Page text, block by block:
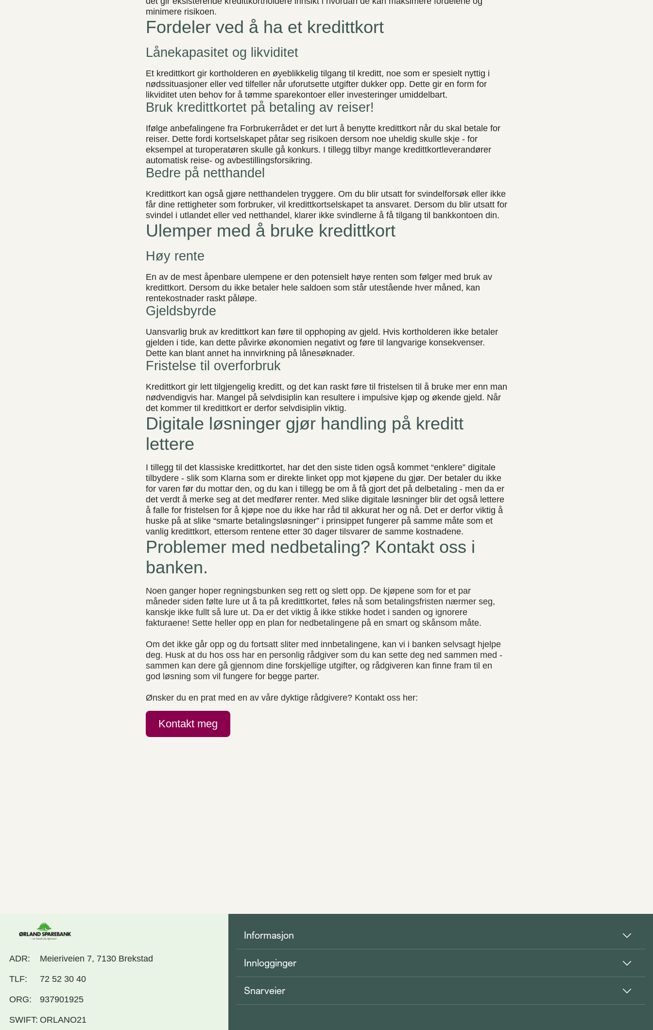
minimere risikoen.
Fordeler ved å ha et kredittkort
Lånekapasitet og likviditet
Et kredittkort gir kortholderen en øyeblikkelig tilgang til kreditt, noe som er spesielt nyttig i
nødssituasjoner eller ved tilfeller når uforutsette utgifter dukker opp. Dette gir en form for
likviditet uten behov for å tømme sparekontoer eller investeringer umiddelbart.
Bruk kredittkortet på betaling av reiser!
Ifølge anbefalingene fra Forbrukerrådet er det lurt å benytte kredittkort når du skal betale for
reiser. Dette fordi kortselskapet påtar seg risikoen dersom noe uheldig skulle skje - for
eksempel at turoperatøren skulle gå konkurs. I tillegg tilbyr mange kredittkortleverandører
automatisk reise- og avbestillingsforsikring.
Bedre på netthandel
Kredittkort kan også gjøre netthandelen tryggere. Om du blir utsatt for svindelforsøk eller ikke
får dine rettigheter som forbruker, vil kredittkortselskapet ta ansvaret. Dersom du blir utsatt for
svindel i utlandet eller ved netthandel, klarer ikke svindlerne å få tilgang til bankkontoen din.
Ulemper med å bruke kredittkort
Høy rente
En av de mest åpenbare ulempene er den potensielt høye renten som følger med bruk av
kredittkort. Dersom du ikke betaler hele saldoen som står utestående hver måned, kan
rentekostnader raskt påløpe.
Gjeldsbyrde
Uansvarlig bruk av kredittkort kan føre til opphoping av gjeld. Hvis kortholderen ikke betaler
gjelden i tide, kan dette påvirke økonomien negativt og føre til langvarige konsekvenser.
Dette kan blant annet ha innvirkning på lånesøknader.
Fristelse til overforbruk
Kredittkort gir lett tilgjengelig kreditt, og det kan raskt føre til fristelsen til å bruke mer enn man
nødvendigvis har. Mangel på selvdisiplin kan resultere i impulsive kjøp og økende gjeld. Når
det kommer til kredittkort er derfor selvdisiplin viktig.
Digitale løsninger gjør handling på kreditt
lettere
I tillegg til det klassiske kredittkortet, har det den siste tiden også kommet “enklere” digitale
tilbydere - slik som Klarna som er direkte linket opp mot kjøpene du gjør. Der betaler du ikke
for varen før du mottar den, og du kan i tillegg be om å få gjort det på delbetaling - men da er
det verdt å merke seg at det medfører renter. Med slike digitale løsninger blir det også lettere
å falle for fristelsen for å kjøpe noe du ikke har råd til akkurat her og nå. Det er derfor viktig å
huske på at slike “smarte betalingsløsninger” i prinsippet fungerer på samme måte som et
vanlig kredittkort, ettersom rentene etter 30 dager tilsvarer de samme kostnadene.
Problemer med nedbetaling? Kontakt oss i
banken.
Noen ganger hoper regningsbunken seg rett og slett opp. De kjøpene som for et par
måneder siden følte lure ut å ta på kredittkortet, føles nå som betalingsfristen nærmer seg,
kanskje ikke fullt så lure ut. Da er det viktig å ikke stikke hodet i sanden og ignorere
fakturaene! Sette heller opp en plan for nedbetalingene på en smart og skånsom måte.
Om det ikke går opp og du fortsatt sliter med innbetalingene, kan vi i banken selvsagt hjelpe
deg. Husk at du hos oss har en personlig rådgiver som du kan sette deg ned sammen med -
sammen kan dere gå gjennom dine forskjellige utgifter, og rådgiveren kan finne fram til en
god løsning som vil fungere for begge parter.
Ønsker du en prat med en av våre dyktige rådgivere? Kontakt oss her:
Kontakt meg
Informasjon
Innlogginger
Snarveier
ADR: Meieriveien 7, 7130 Brekstad
TLF: 72 52 30 40
ORG: 937901925
SWIFT: ORLANO21